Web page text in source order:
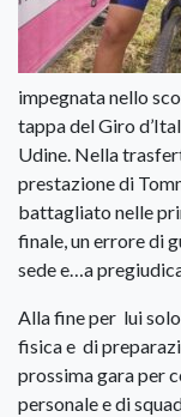
impegnata nello
tappa del Giro
Udine. Nella
prestazione di
battagliato nelle
finale, un errore di
sede e…a
Alla fine per lui
fisica e di
prossima gara per
personale e di